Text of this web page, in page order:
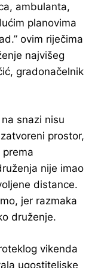
ambulanta,
planovima
ovim riječima
najvišeg
gradonačelnik
snazi nisu
prostor,
nije imao
distance.
jer razmaka
druženje.
vikenda
ugostiteljske